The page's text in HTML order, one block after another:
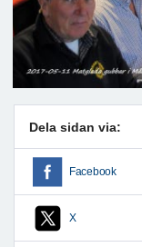
Dela sidan via:
Facebook
X